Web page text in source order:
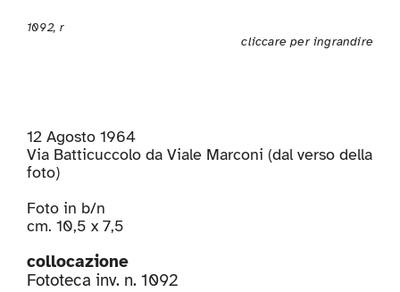
1092, r
cliccare per ingrandire
12 Agosto 1964
Via Batticuccolo da Viale Marconi (dal verso della
foto)
Foto in b/n
cm. 10,5 x 7,5
collocazione
Fototeca inv. n. 1092